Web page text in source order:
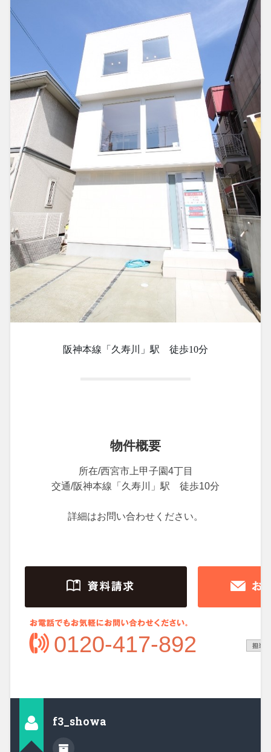
阪神本線「久寿川」駅　徒歩10分
物件概要
所在/西宮市上甲子園4丁目
交通/阪神本線「久寿川」駅 徒歩10分
詳細はお問い合わせください。
0120-417-892
f3_showa